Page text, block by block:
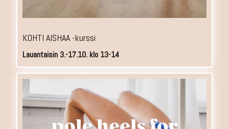
KOHTI AISHAA -kurssi
Lauantaisin 3.-17.10. klo 13-14